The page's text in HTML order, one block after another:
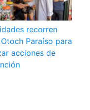
recorren
Paraíso para
acciones de